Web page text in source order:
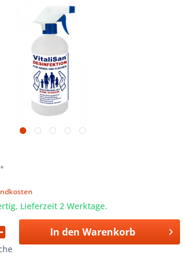
*
Lieferzeit 2 Werktage.
In den Warenkorb